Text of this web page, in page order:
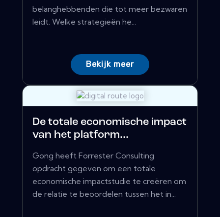
belanghebbenden die tot meer bezwaren
leidt. Welke strategieën he...
Bekijk meer
De totale economische impact
van het platform...
Gong heeft Forrester Consulting
opdracht gegeven om een ​​totale
economische impactstudie te creëren om
de relatie te beoordelen tussen het in...